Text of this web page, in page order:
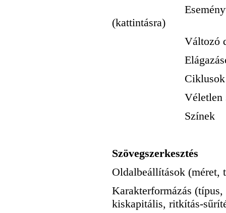
(kattintásra)
Változó
Ciklusok
Véletlen
Színek
Szövegszerkesztés
Oldalbeállítások (méret,
Karakterformázás
kiskapitális, ritkítás-